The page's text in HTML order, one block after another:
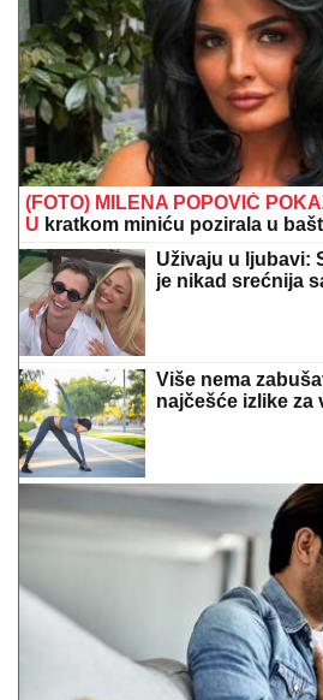
(FOTO) MILENA POPOVIĆ
U kratkom miniću pozirala u
Uživaju u ljubavi:
je nikad srećnija
Više nema
najčešće izlike za